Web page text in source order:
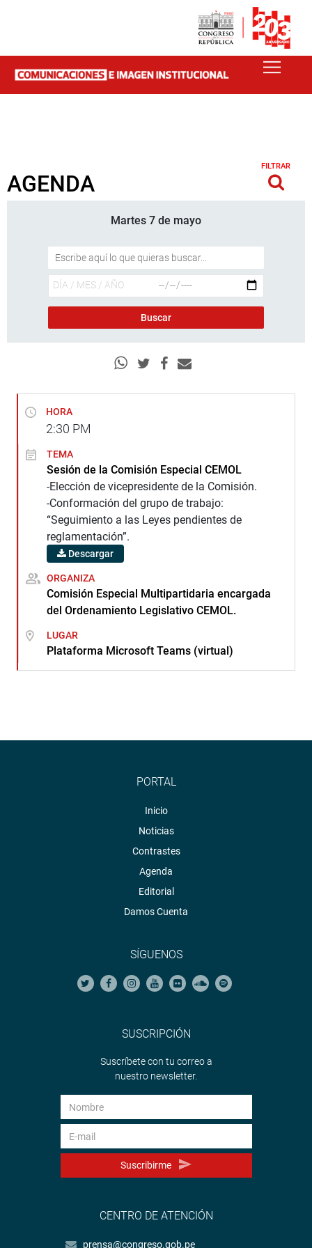
AGENDA
FILTRAR
Martes 7 de mayo
HORA
2:30 PM
TEMA
Sesión de la Comisión Especial CEMOL
-Elección de vicepresidente de la Comisión.
-Conformación del grupo de trabajo:
“Seguimiento a las Leyes pendientes de
reglamentación”.
Descargar
ORGANIZA
Comisión Especial Multipartidaria encargada
del Ordenamiento Legislativo CEMOL.
LUGAR
Plataforma Microsoft Teams (virtual)
PORTAL
Inicio
Noticias
Contrastes
Agenda
Editorial
Damos Cuenta
SÍGUENOS
SUSCRIPCIÓN
Suscríbete con tu correo a
nuestro newsletter.
Suscribirme
CENTRO DE ATENCIÓN
prensa@congreso.gob.pe